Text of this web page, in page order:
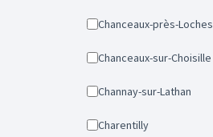
Chanceaux-près-Loches
Chanceaux-sur-Choisille
Channay-sur-Lathan
Charentilly